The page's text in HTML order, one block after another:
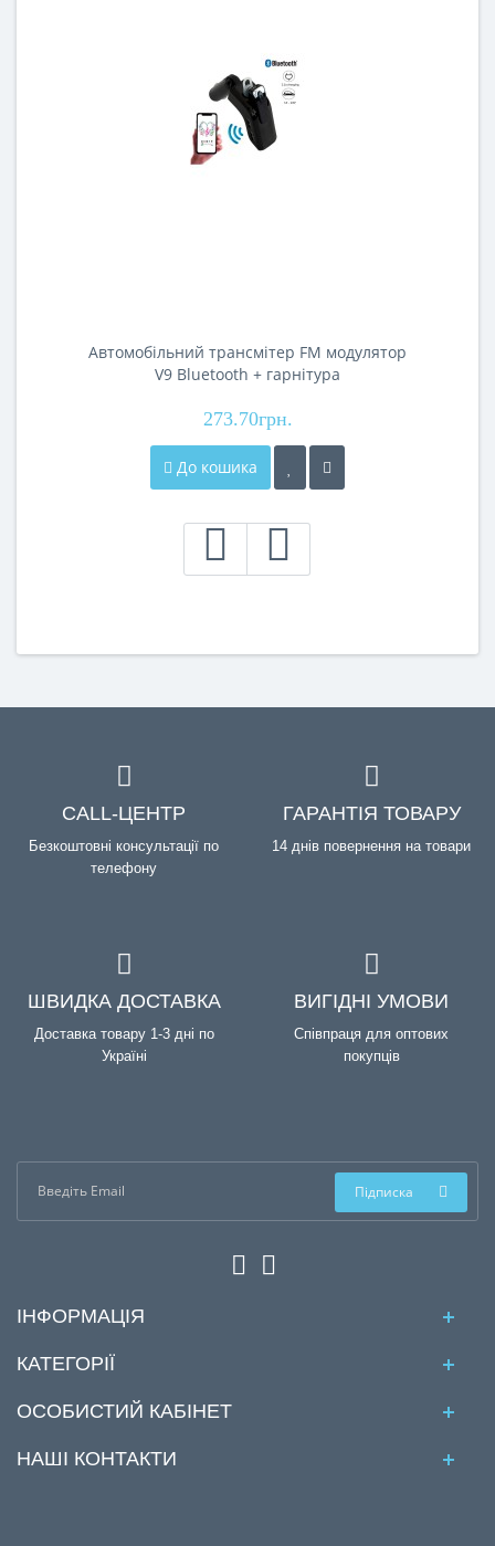
Автомобільний трансмітер FM модулятор
V9 Bluetooth + гарнітура
273.70грн.
До кошика
CALL-ЦЕНТР
Безкоштовні консультації по
телефону
ГАРАНТІЯ ТОВАРУ
14 днів повернення на товари
ШВИДКА ДОСТАВКА
Доставка товару 1-3 дні по
Україні
ВИГІДНІ УМОВИ
Співпраця для оптових
покупців
Підписка
ІНФОРМАЦІЯ
КАТЕГОРІЇ
ОСОБИСТИЙ КАБІНЕТ
НАШІ КОНТАКТИ